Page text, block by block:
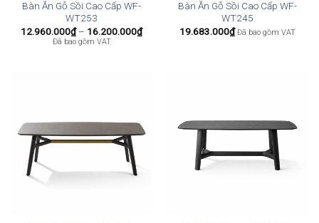
Bàn Ăn Gỗ Sồi Cao Cấp WF-
WT253
12.960.000₫ – 16.200.000₫Khoảng
giá:
Đã bao gồm VAT
Bàn Ăn Gỗ Sồi Cao Cấp WF-
WT245
19.683.000₫ Đã bao gồm VAT